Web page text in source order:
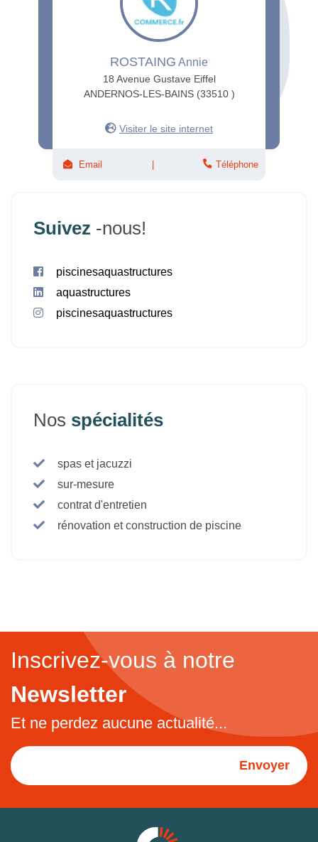
ROSTAING Annie
18 Avenue Gustave Eiffel
ANDERNOS-LES-BAINS (33510 )
Visiter le site internet
Email Téléphone
Suivez -nous!
piscinesaquastructures
aquastructures
piscinesaquastructures
Nos spécialités
spas et jacuzzi
sur-mesure
contrat d'entretien
rénovation et construction de piscine
Inscrivez-vous à notre
Newsletter
Et ne perdez aucune actualité...
Envoyer